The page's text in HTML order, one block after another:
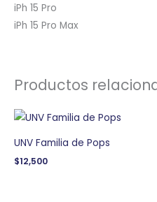
iPh 15 Pro
iPh 15 Pro Max
Productos
UNV Familia de Pops
$12,500